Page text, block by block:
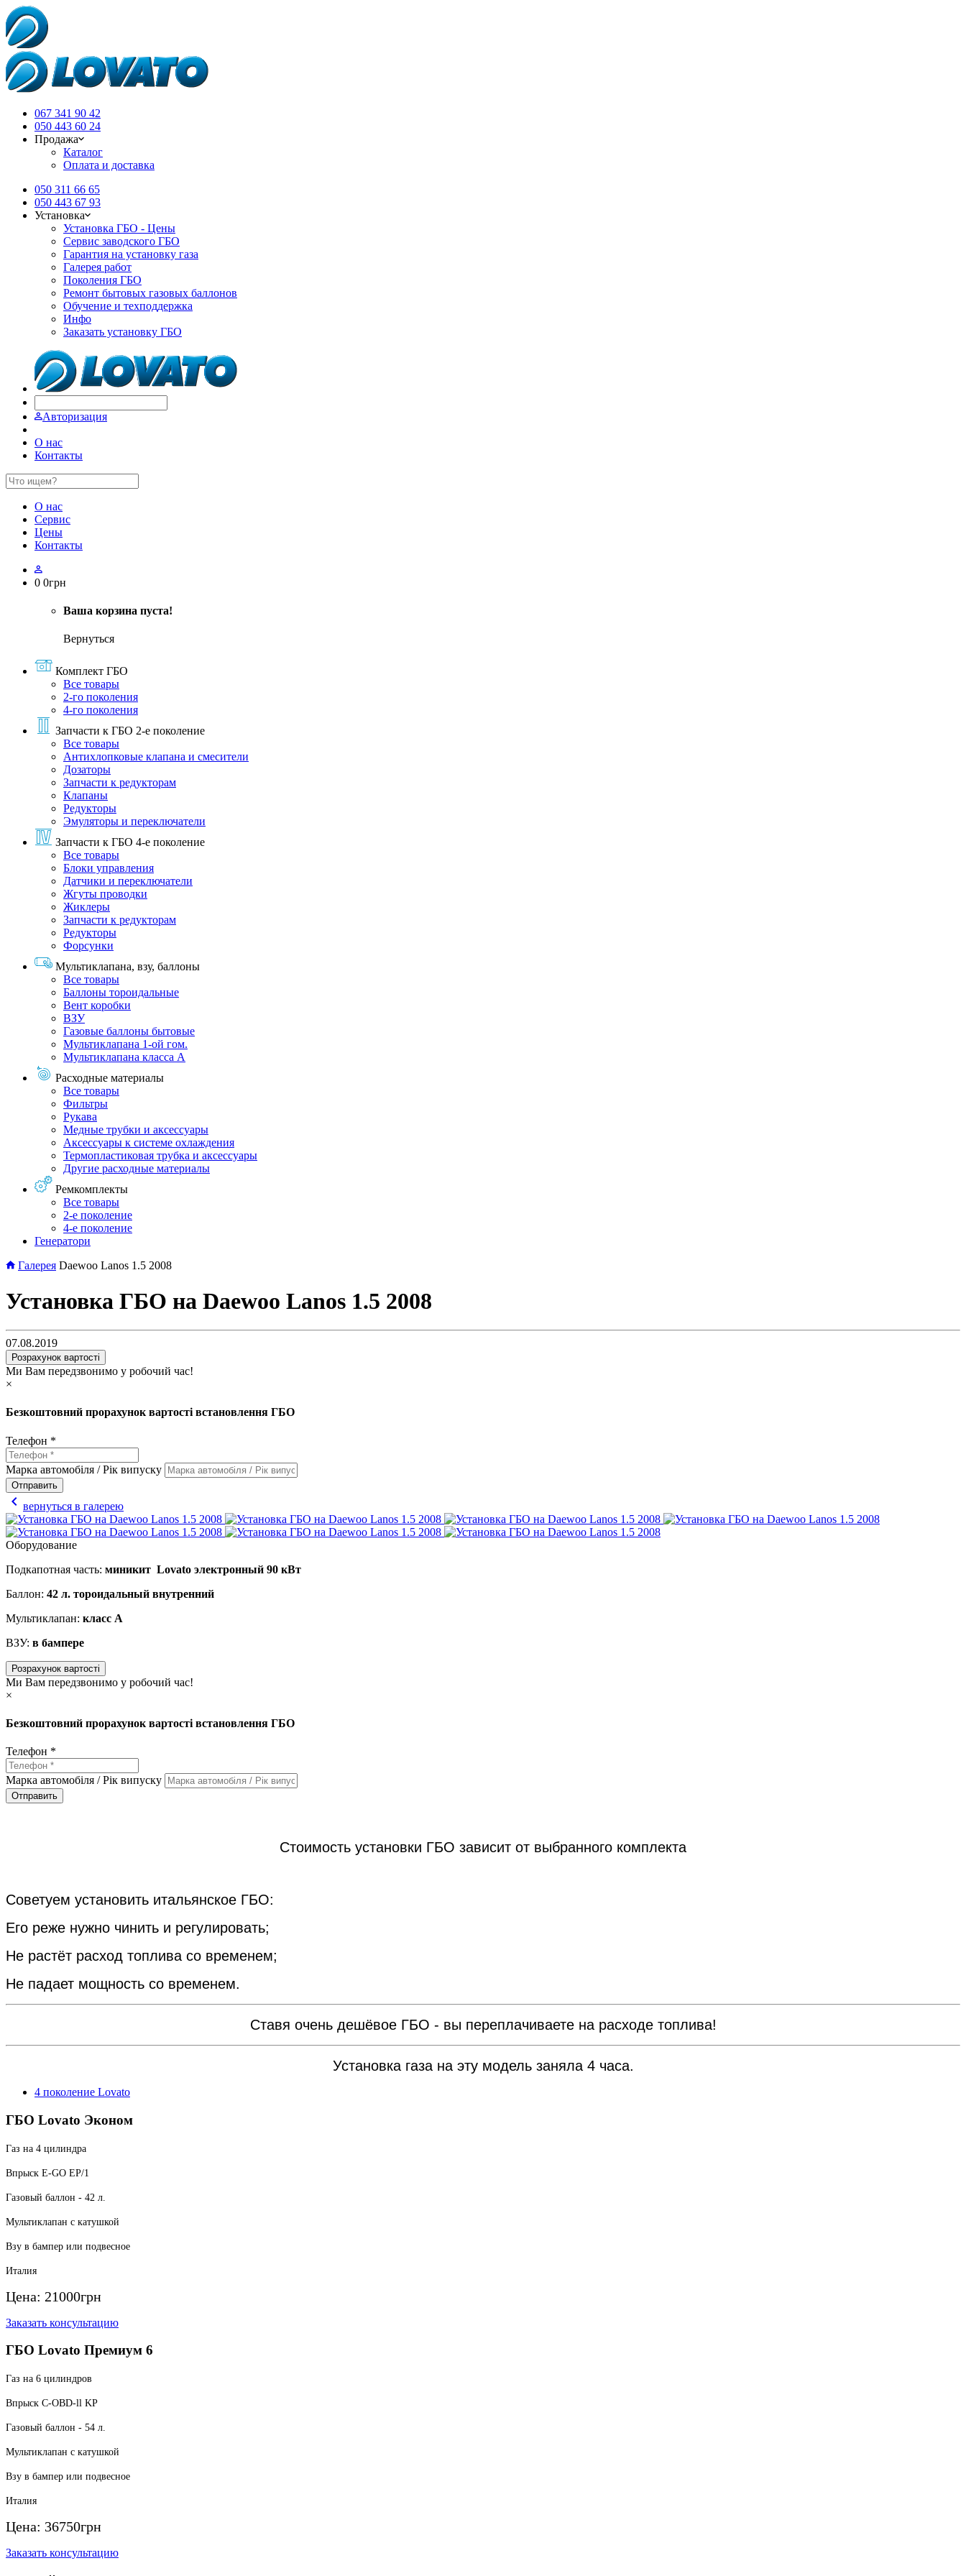
067 341 90 42
050 443 60 24
Продажа
Каталог
Оплата и доставка
050 311 66 65
050 443 67 93
Установка
Установка ГБО - Цены
Сервис заводского ГБО
Гарантия на установку газа
Галерея работ
Поколения ГБО
Ремонт бытовых газовых баллонов
Обучение и техподдержка
Инфо
Заказать установку ГБО
Авторизация
О нас
Контакты
О нас
Сервис
Цены
Контакты
0 0грн
Ваша корзина пуста!
Вернуться
Комплект ГБО
Все товары
2-го поколения
4-го поколения
Запчасти к ГБО 2-е поколение
Все товары
Антихлопковые клапана и смесители
Дозаторы
Запчасти к редукторам
Клапаны
Редукторы
Эмуляторы и переключатели
Запчасти к ГБО 4-е поколение
Все товары
Блоки управления
Датчики и переключатели
Жгуты проводки
Жиклеры
Запчасти к редукторам
Редукторы
Форсунки
Мультиклапана, взу, баллоны
Все товары
Баллоны тороидальные
Вент коробки
ВЗУ
Газовые баллоны бытовые
Мультиклапана 1-ой гом.
Мультиклапана класса А
Расходные материалы
Все товары
Фильтры
Рукава
Медные трубки и аксессуары
Аксессуары к системе охлаждения
Термопластиковая трубка и аксессуары
Другие расходные материалы
Ремкомплекты
Все товары
2-е поколение
4-е поколение
Генератори
Галерея Daewoo Lanos 1.5 2008
Установка ГБО на Daewoo Lanos 1.5 2008
07.08.2019
Розрахунок вартості
Ми Вам передзвонимо у робочий час!
×
Безкоштовний прорахунок вартості встановлення ГБО
Телефон *
Марка автомобіля / Рік випуску
Отправить
chevron_left вернуться в галерею
Оборудование
Подкапотная часть: миникит Lovato электронный 90 кВт
Баллон: 42 л. тороидальный внутренний
Мультиклапан: класс А
ВЗУ: в бампере
Розрахунок вартості
Ми Вам передзвонимо у робочий час!
×
Безкоштовний прорахунок вартості встановлення ГБО
Телефон *
Марка автомобіля / Рік випуску
Отправить
Стоимость установки ГБО зависит от выбранного комплекта
Советуем установить итальянское ГБО:
Его реже нужно чинить и регулировать;
Не растёт расход топлива со временем;
Не падает мощность со временем.
Ставя очень дешёвое ГБО - вы переплачиваете на расходе топлива!
Установка газа на эту модель заняла 4 часа.
4 поколение Lovato
ГБО Lovato Эконом
Газ на 4 цилиндра
Впрыск E-GO EP/1
Газовый баллон - 42 л.
Мультиклапан с катушкой
Взу в бампер или подвесное
Италия
Цена: 21000грн
Заказать консультацию
ГБО Lovato Премиум 6
Газ на 6 цилиндров
Впрыск C-OBD-ll KP
Газовый баллон - 54 л.
Мультиклапан с катушкой
Взу в бампер или подвесное
Италия
Цена: 36750грн
Заказать консультацию